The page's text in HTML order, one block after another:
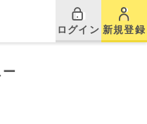
ログイン 新規登録
ー